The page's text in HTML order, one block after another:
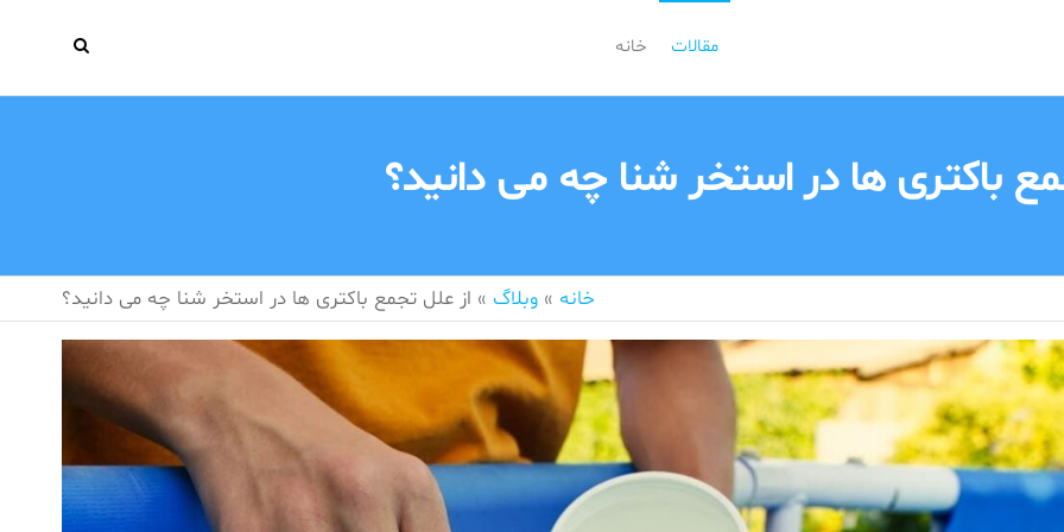
خانه مقالات
باکتری ها در استخر شنا چه می دانید؟
خانه » وبلاگ » از علل تجمع باکتری ها در استخر شنا چه می دانید؟